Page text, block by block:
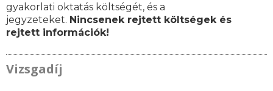
gyakorlati oktatás költségét, és a
jegyzeteket. Nincsenek rejtett költségek és
rejtett információk!
Vizsgadíj